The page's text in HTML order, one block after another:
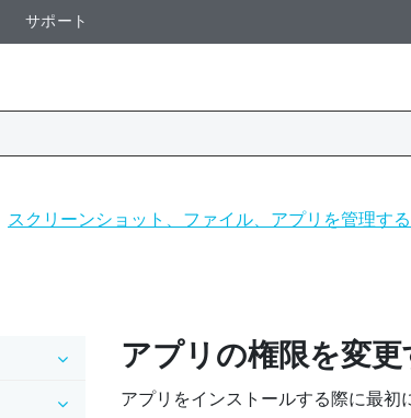
サポート
スクリーンショット、ファイル、アプリを管理する
アプリの権限を変更
アプリをインストールする際に最初